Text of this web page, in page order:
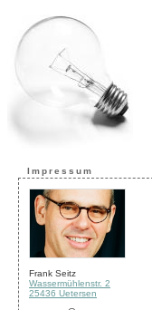
Impressum
Frank Seitz
Wassermühlenstr. 2
25436 Uetersen